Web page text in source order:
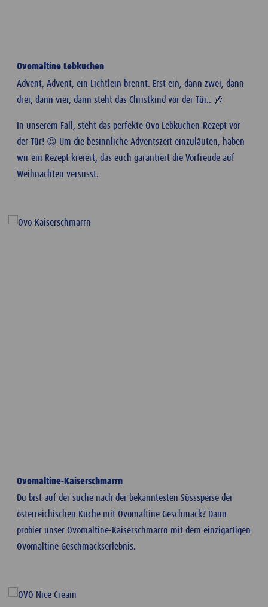
Ovomaltine Lebkuchen
Advent, Advent, ein Lichtlein brennt. Erst ein, dann zwei, dann
drei, dann vier, dann steht das Christkind vor der Tür.. 🎶
In unserem Fall, steht das perfekte Ovo Lebkuchen-Rezept vor
der Tür! 😉 Um die besinnliche Adventszeit einzuläuten, haben
wir ein Rezept kreiert, das euch garantiert die Vorfreude auf
Weihnachten versüsst.
Ovomaltine-Kaiserschmarrn
Du bist auf der suche nach der bekanntesten Süssspeise der
österreichischen Küche mit Ovomaltine Geschmack? Dann
probier unser Ovomaltine-Kaiserschmarrn mit dem einzigartigen
Ovomaltine Geschmackserlebnis.